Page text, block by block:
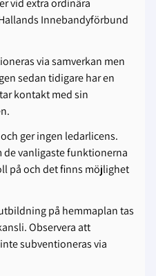
vid extra ordinära
Innebandyförbund
via samverkan men
sedan tidigare har en
kontakt med sin
ger ingen ledarlicens.
de vanligaste funktionerna
på och det finns möjlighet
på hemmaplan tas
Observera att
subventioneras via